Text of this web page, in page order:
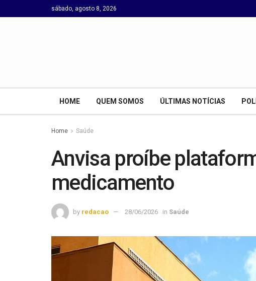
sábado, agosto 8, 2026
HOME QUEM SOMOS ÚLTIMAS NOTÍCIAS
Home Saúde
Anvisa proíbe
medicamento
by redacao 28/06/2026 in Saúde